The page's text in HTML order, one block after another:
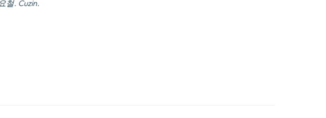
철. Cuzin.